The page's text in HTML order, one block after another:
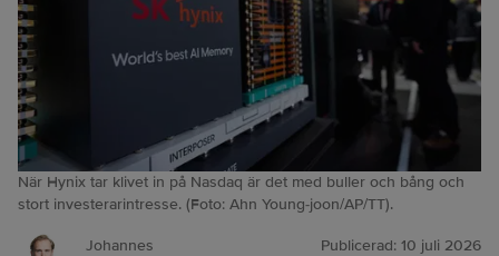
När Hynix tar klivet in på Nasdaq är det med buller och bång och
stort investerarintresse. (Foto: Ahn Young-joon/AP/TT).
Johannes
Publicerad: 10 juli 2026